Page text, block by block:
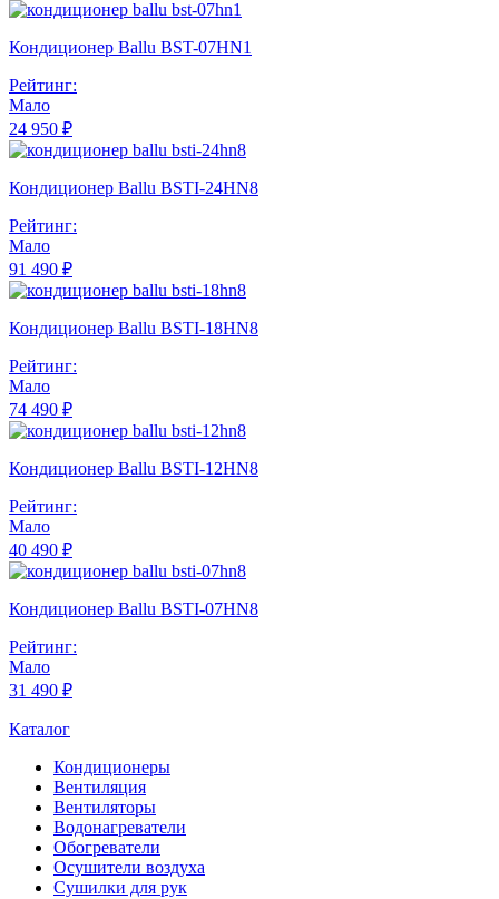
Кондиционер Ballu BST-07HN1
Рейтинг:
Мало
24 950 ₽
Кондиционер Ballu BSTI-24HN8
Рейтинг:
Мало
91 490 ₽
Кондиционер Ballu BSTI-18HN8
Рейтинг:
Мало
74 490 ₽
Кондиционер Ballu BSTI-12HN8
Рейтинг:
Мало
40 490 ₽
Кондиционер Ballu BSTI-07HN8
Рейтинг:
Мало
31 490 ₽
Каталог
Кондиционеры
Вентиляция
Вентиляторы
Водонагреватели
Обогреватели
Осушители воздуха
Сушилки для рук